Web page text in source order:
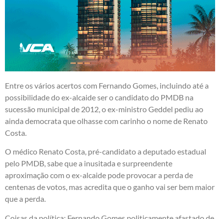
Entre os vários acertos com Fernando Gomes, incluindo até a
possibilidade do ex-alcaide ser o candidato do PMDB na
sucessão municipal de 2012, o ex-ministro Geddel pediu ao
ainda democrata que olhasse com carinho o nome de Renato
Costa.
O médico Renato Costa, pré-candidato a deputado estadual
pelo PMDB, sabe que a inusitada e surpreendente
aproximação com o ex-alcaide pode provocar a perda de
centenas de votos, mas acredita que o ganho vai ser bem maior
que a perda.